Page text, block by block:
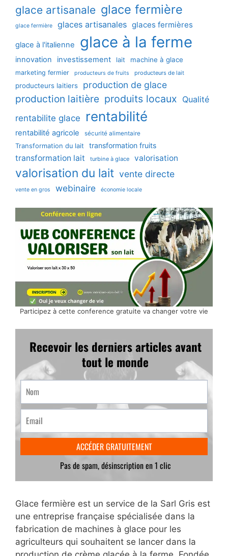
glace artisanale glace fermière
glace fermière glaces artisanales glaces fermières
glace à l'italienne glace à la ferme
innovation investissement lait machine à glace
marketing fermier producteurs de fruits producteurs de lait
producteurs laitiers production de glace
production laitière produits locaux Qualité
rentabilite glace
rentabilité
rentabilité agricole sécurité alimentaire
Transformation du lait transformation fruits
transformation lait turbine à glace valorisation
valorisation du lait vente directe
vente en gros webinaire économie locale
Participez à cette conference gratuite va changer votre vie
Glace fermière est un service de la Sarl Gris est
une entreprise française spécialisée dans la
fabrication de machines à glace pour les
agriculteurs qui souhaitent se lancer dans la